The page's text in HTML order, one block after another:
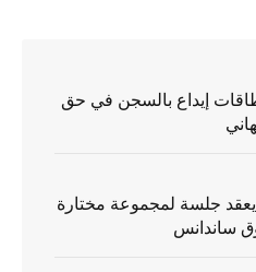
إيداع بالسجن في حق
يعقد جلسة لمجموعة مختارة
ساندانس